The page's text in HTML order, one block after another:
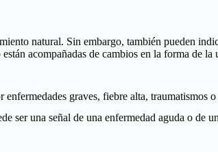
natural. Sin embargo, también pueden
acompañadas de cambios en la forma de
enfermedades graves, fiebre alta, traumatismos
ser una señal de una enfermedad aguda o de